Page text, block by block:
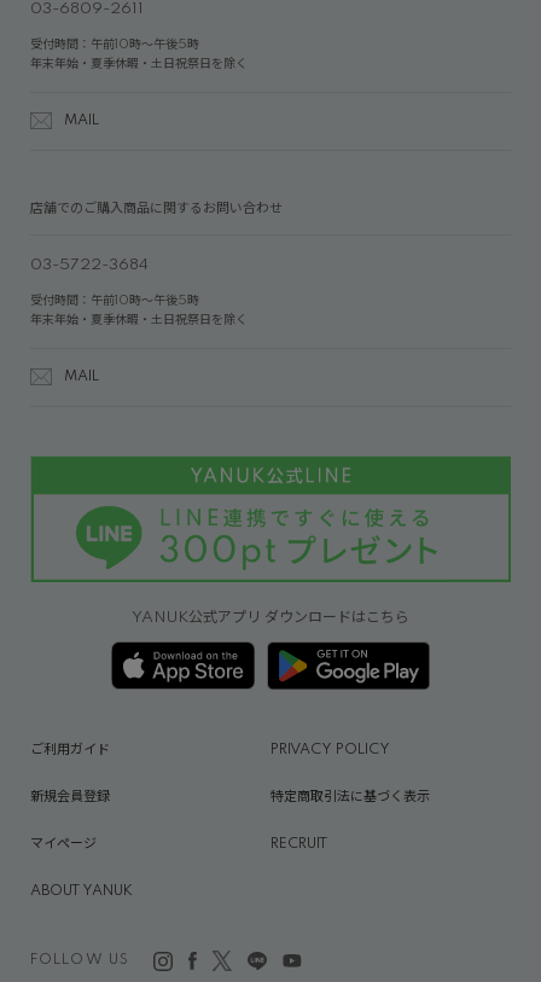
03-6809-2611
受付時間：午前10時～午後5時
年末年始・夏季休暇・土日祝祭日を除く
MAIL
店舗でのご購入商品に関するお問い合わせ
03-5722-3684
受付時間：午前10時～午後5時
年末年始・夏季休暇・土日祝祭日を除く
MAIL
YANUK公式アプリ ダウンロードはこちら
FOLLOW US
ご利用ガイド PRIVACY POLICY
新規会員登録 特定商取引法に基づく表示
マイページ RECRUIT
ABOUT YANUK